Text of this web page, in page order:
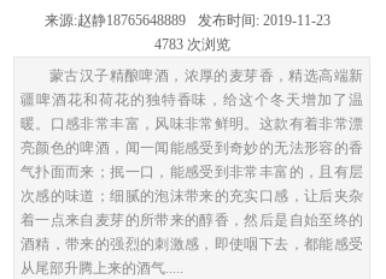
来源:赵静18765648889 发布时间: 2019-11-23
4783 次浏览
蒙古汉子精酿啤酒，浓厚的麦芽香，精选高端新
疆啤酒花和荷花的独特香味，给这个冬天增加了温
暖。口感非常丰富，风味非常鲜明。这款有着非常漂
亮颜色的啤酒，闻一闻能感受到奇妙的无法形容的香
气扑面而来；抿一口，能感受到非常丰富的，且有层
次感的味道；细腻的泡沫带来的充实口感，让后夹杂
着一点来自麦芽的所带来的醇香，然后是自始至终的
酒精，带来的强烈的刺激感，即使咽下去，都能感受
从尾部升腾上来的酒气.....